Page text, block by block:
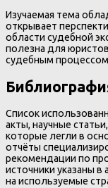
Изучаемая тема
открывает
области судебной
полезна для
судебным
Список
акты, научные
которые легли в
отчёты
рекомендации по
источники указаны
на используемые